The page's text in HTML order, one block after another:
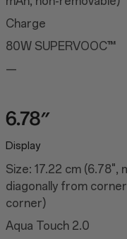
Charge
80W SUPERVOOC™
—
Display
Size: 17.22 cm (6.78",
diagonally from
corner)
Aqua Touch 2.0